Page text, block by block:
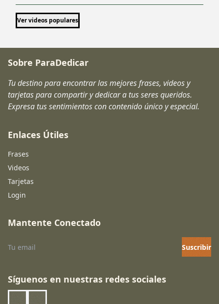
Ver videos populares
Sobre ParaDedicar
Tu destino para encontrar las mejores frases, videos y
tarjetas para compartir y dedicar a tus seres queridos.
Expresa tus sentimientos con contenido único y especial.
Enlaces Útiles
Frases
Videos
Tarjetas
Login
Mantente Conectado
Suscribir
Síguenos en nuestras redes sociales